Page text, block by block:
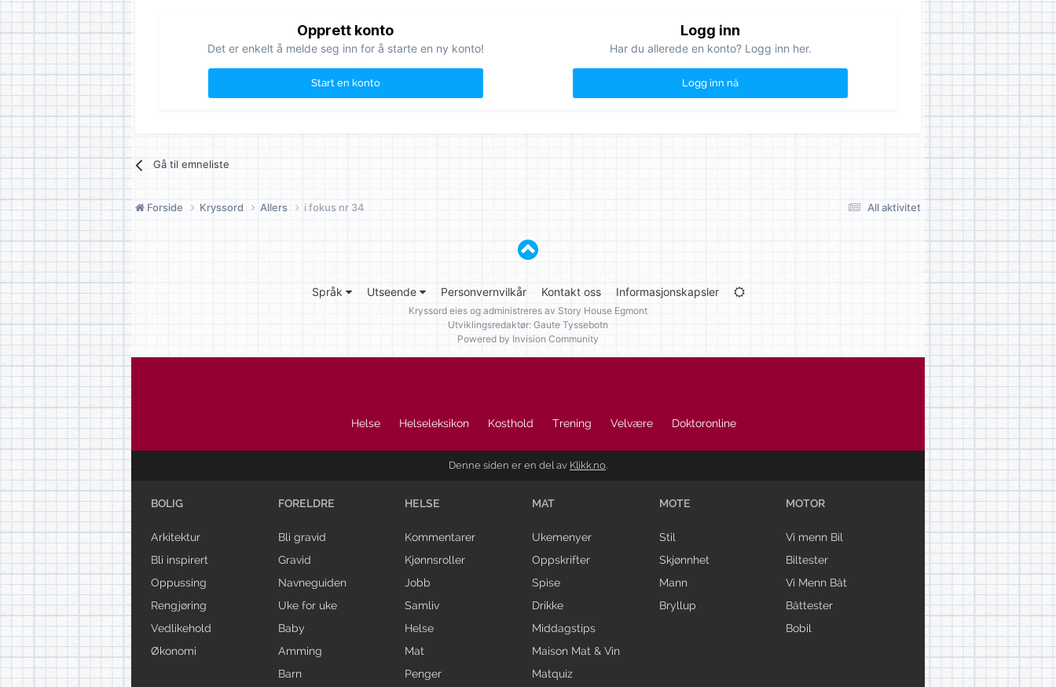
Opprett konto
Det er enkelt å melde seg inn for å starte en ny konto!
Start en konto
Logg inn
Har du allerede en konto? Logg inn her.
Logg inn nå
Gå til emneliste
All aktivitet
Forside Kryssord Allers i fokus nr 34
Språk Utseende Personvernvilkår Kontakt oss Informasjonskapsler
Kryssord eies og administreres av Story House Egmont
Utviklingsredaktør: Gaute Tyssebotn
Powered by Invision Community
Helse Helseleksikon Kosthold Trening Velvære Doktoronline
Denne siden er en del av Klikk.no.
BOLIG
Arkitektur
Bli inspirert
Oppussing
Rengjøring
Vedlikehold
Økonomi
FORELDRE
Bli gravid
Gravid
Navneguiden
Uke for uke
Baby
Amming
Barn
HELSE
Kommentarer
Kjønnsroller
Jobb
Samliv
Helse
Mat
Penger
MAT
Ukemenyer
Oppskrifter
Spise
Drikke
Middagstips
Maison Mat & Vin
Matquiz
MOTE
Stil
Skjønnhet
Mann
Bryllup
MOTOR
Vi menn Bil
Biltester
Vi Menn Båt
Båttester
Bobil